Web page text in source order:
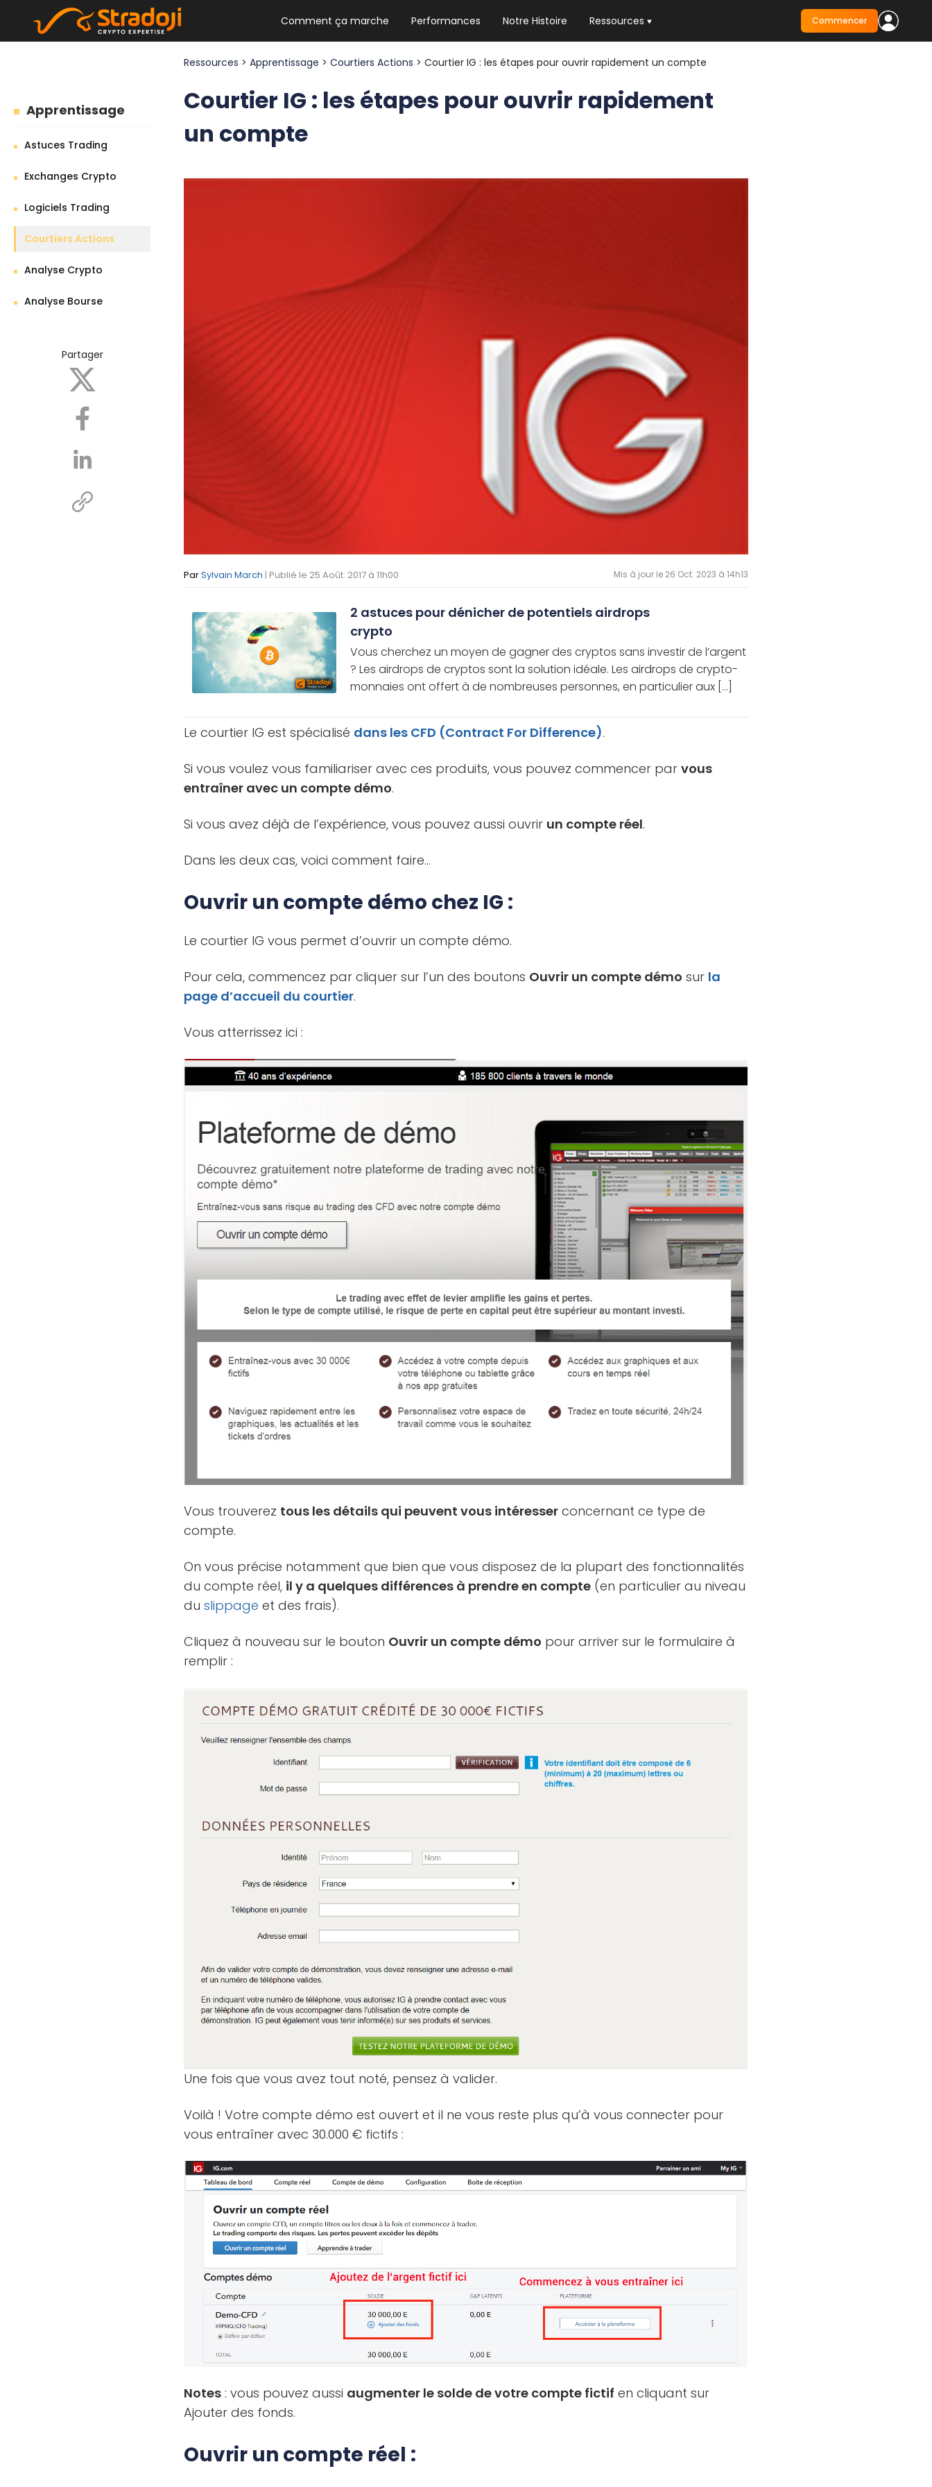
Comment ça marche Performances Notre Histoire Ressources
NEWSLETTER HEBDO
Les news crypto dont vous avez besoin
Commencer
Apprentissage
Astuces Trading
Exchanges Crypto
Logiciels Trading
Courtiers Actions
Analyse Crypto
Analyse Bourse
Partager
Ressources >Apprentissage >Courtiers Actions > Courtier IG : les étapes pour ouvrir rapidement un compte
Courtier IG : les étapes pour ouvrir rapidement
un compte
ParSylvain March | Publié le 25 Août. 2017 à 11h00 Mis à jour le 26 Oct. 2023 à 14h13
2 astuces pour dénicher de potentiels airdrops
crypto
Vous cherchez un moyen de gagner des cryptos sans investir de l’argent
? Les airdrops de cryptos sont la solution idéale. Les airdrops de crypto-
monnaies ont offert à de nombreuses personnes, en particulier aux [...]
Le courtier IG est spécialisé dans les CFD (Contract For Difference).
Si vous voulez vous familiariser avec ces produits, vous pouvez commencer parvous
entraîner avec un compte démo.
Si vous avez déjà de l’expérience, vous pouvez aussi ouvrir un compte réel.
Dans les deux cas, voici comment faire…
Ouvrir un compte démo chez IG :
Le courtier IG vous permet d’ouvrir un compte démo.
Pour cela, commencez par cliquer sur l’un des boutons Ouvrir un compte démo sur la
page d’accueil du courtier.
Vous atterrissez ici :
Vous trouverez tous les détails qui peuvent vous intéresser concernant ce type de
compte.
On vous précise notamment que bien que vous disposez de la plupart des fonctionnalités
du compte réel, il y a quelques différences à prendre en compte (en particulier au niveau
duslippage et des frais).
Cliquez à nouveau sur le bouton Ouvrir un compte démo pour arriver sur le formulaire à
remplir :
Une fois que vous avez tout noté, pensez à valider.
Voilà ! Votre compte démo est ouvert et il ne vous reste plus qu’à vous connecter pour
vous entraîner avec 30.000 € fictifs :
Notes : vous pouvez aussi augmenter le solde de votre compte fictif en cliquant sur
Ajouter des fonds.
Ouvrir un compte réel :